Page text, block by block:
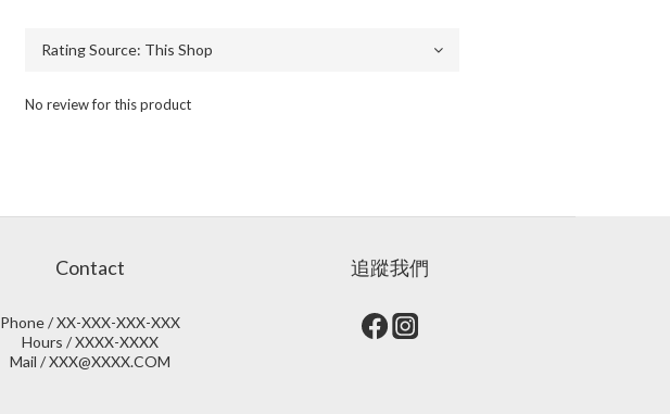
No review for this product
Contact
Phone / XX-XXX-XXX-XXX
Hours / XXXX-XXXX
Mail / XXX@XXXX.COM
追蹤我們